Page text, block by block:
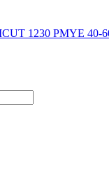
1230 PMYE 40-